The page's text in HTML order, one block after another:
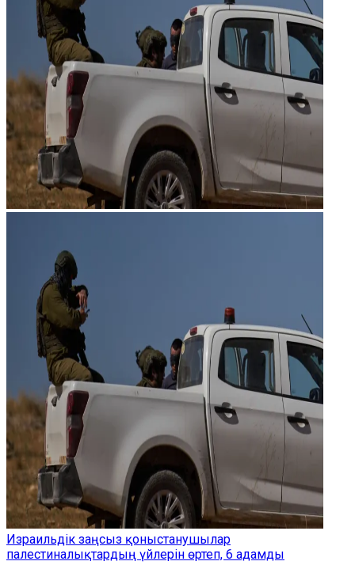
Израильдік заңсыз қоныстанушылар
палестиналықтардың үйлерін өртеп, 6 адамды